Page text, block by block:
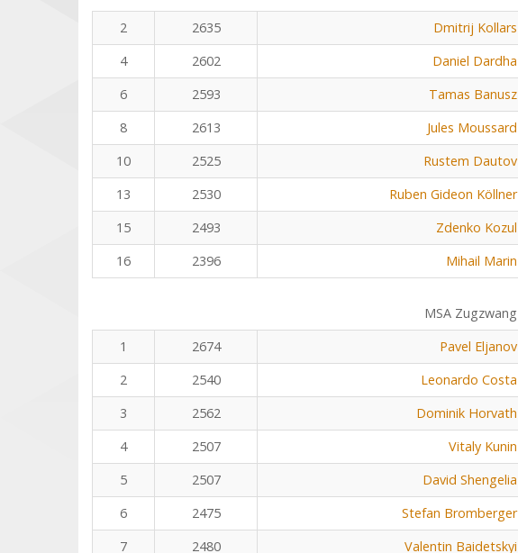
2
2635 Dmitrij Kollars
4
2602 Daniel Dardha
6
2593 Tamas Banusz
8
2613 Jules Moussard
10
2525 Rustem Dautov
13
2530 Ruben Gideon Köllner
15
2493 Zdenko Kozul
16
2396 Mihail Marin
MSA Zugzwang
1
2674 Pavel Eljanov
2
2540 Leonardo Costa
3
2562 Dominik Horvath
4
2507 Vitaly Kunin
5
2507 David Shengelia
6
2475 Stefan Bromberger
7
2480 Valentin Baidetskyi